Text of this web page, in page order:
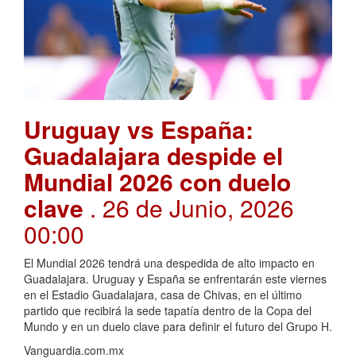
Uruguay vs España:
Guadalajara despide el
Mundial 2026 con duelo
clave . 26 de Junio, 2026
00:00
El Mundial 2026 tendrá una despedida de alto impacto en
Guadalajara. Uruguay y España se enfrentarán este viernes
en el Estadio Guadalajara, casa de Chivas, en el último
partido que recibirá la sede tapatía dentro de la Copa del
Mundo y en un duelo clave para definir el futuro del Grupo H.
Vanguardia.com.mx